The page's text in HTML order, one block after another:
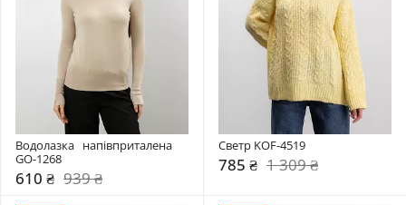
Водолазка   напівприталена
GO-1268
610 ₴ 939 ₴
Светр KOF-4519
785 ₴ 1 309 ₴